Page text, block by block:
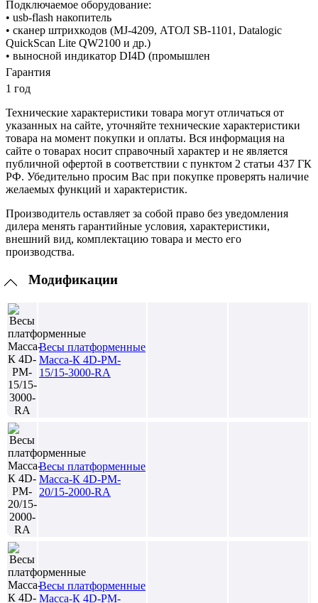
Подключаемое оборудование:
• usb-flash накопитель
• сканер штрихкодов (MJ-4209, АТОЛ SB-1101, Datalogic
QuickScan Lite QW2100 и др.)
• выносной индикатор DI4D (промышлен
Гарантия
1 год
Технические характеристики товара могут отличаться от
указанных на сайте, уточняйте технические характеристики
товара на момент покупки и оплаты. Вся информация на
сайте о товарах носит справочный характер и не является
публичной офертой в соответствии с пунктом 2 статьи 437 ГК
РФ. Убедительно просим Вас при покупке проверять наличие
желаемых функций и характеристик.
Производитель оставляет за собой право без уведомления
дилера менять гарантийные условия, характеристики,
внешний вид, комплектацию товара и место его
производства.
Модификации
Весы платформенные
Масса-К 4D-PM-
15/15-3000-RA
Весы платформенные
Масса-К 4D-PM-
20/15-2000-RA
Весы платформенные
Масса-К 4D-PM-